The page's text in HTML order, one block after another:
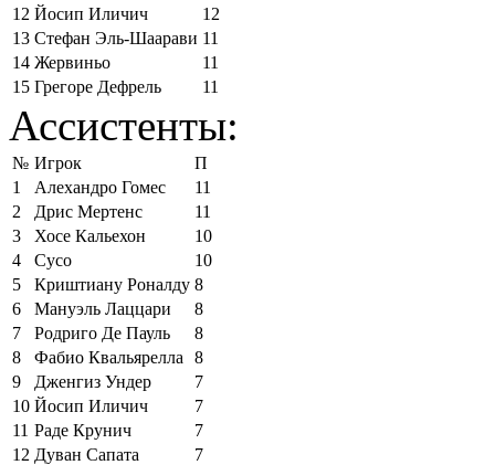
12 Йосип Иличич
12
13 Стефан Эль-Шаарави 11
14 Жервиньо
11
15 Грегоре Дефрель 11
Ассистенты:
№ Игрок
П
1
Алехандро Гомес
11
2
Дрис Мертенс
11
3
Хосе Кальехон
10
4
Сусо
10
5
Криштиану Роналду 8
6
Мануэль Лаццари
8
7
Родриго Де Пауль
8
8
Фабио Квальярелла
8
9
Дженгиз Ундер
7
10 Йосип Иличич
7
11 Раде Крунич
7
12 Дуван Сапата
7